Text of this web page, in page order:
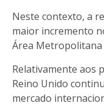
Neste contexto, a
maior incremento
Área Metropolitana
Relativamente aos
Reino Unido
mercado